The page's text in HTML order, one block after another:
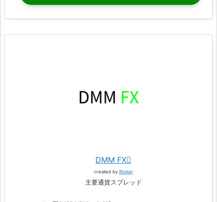
DMM FX
created by Rinker
主要通貨スプレッド